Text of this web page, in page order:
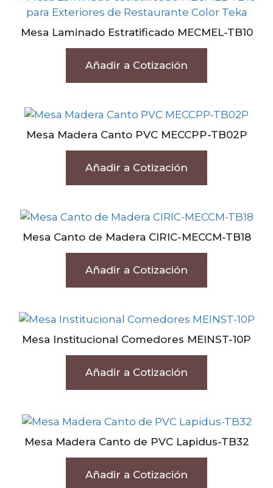
Mesa Laminado Estratificado MECMEL-TB10
Añadir a Cotización
Mesa Madera Canto PVC MECCPP-TB02P
Añadir a Cotización
Mesa Canto de Madera CIRIC-MECCM-TB18
Añadir a Cotización
Mesa Institucional Comedores MEINST-10P
Añadir a Cotización
Mesa Madera Canto de PVC Lapidus-TB32
Añadir a Cotización